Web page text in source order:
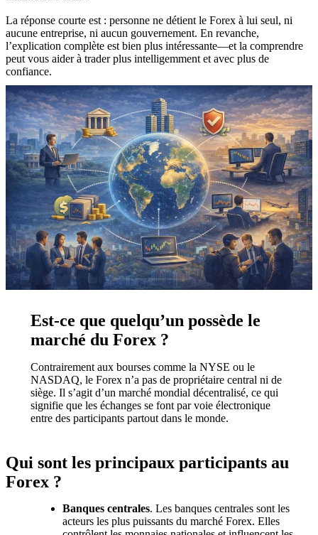
La réponse courte est : personne ne détient le Forex à lui seul, ni
aucune entreprise, ni aucun gouvernement. En revanche,
l’explication complète est bien plus intéressante—et la comprendre
peut vous aider à trader plus intelligemment et avec plus de
confiance.
Est-ce que quelqu’un possède le
marché du Forex ?
Contrairement aux bourses comme la NYSE ou le
NASDAQ, le Forex n’a pas de propriétaire central ni de
siège. Il s’agit d’un marché mondial décentralisé, ce qui
signifie que les échanges se font par voie électronique
entre des participants partout dans le monde.
Qui sont les principaux participants au
Forex ?
Banques centrales. Les banques centrales sont les
acteurs les plus puissants du marché Forex. Elles